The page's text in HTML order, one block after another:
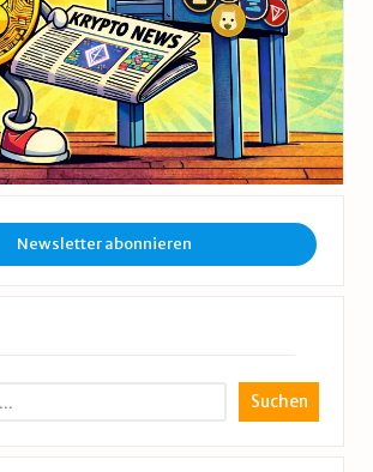
Newsletter abonnieren
Suchen